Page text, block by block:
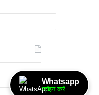
Whatsapp
ज्वॉइन करें